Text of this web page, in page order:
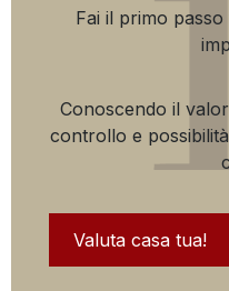
Fai il primo
Conoscendo il
controllo e
Valuta casa tua!